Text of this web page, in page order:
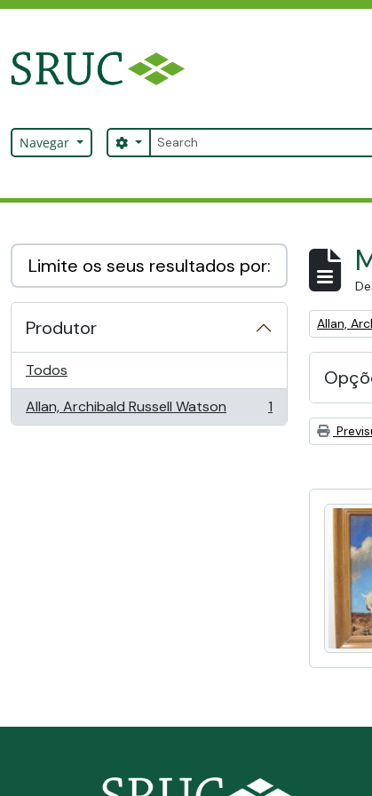
Navegar Pesquisar
Search options
Limite os seus resultados por:
Produtor
Todos
Allan, Archibald Russell Watson
, 1 resultados 1
Remove
Allan,